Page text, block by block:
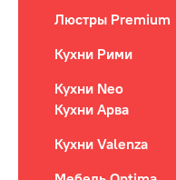
Люстры Premium
Кухни Рими
Кухни Neo
Кухни Арва
Кухни Valenza